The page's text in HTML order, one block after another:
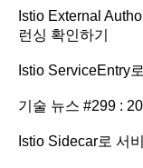
Istio External
런싱 확인하기
Istio ServiceEntry
기술 뉴스 #299 :
Istio Sidecar로 서